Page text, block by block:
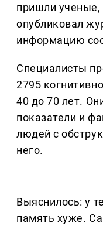
пришли ученые,
опубликовал
информацию
Специалисты
2795
40 до 70 лет.
показатели и
людей с
него.
Выяснилось: у
память хуже.